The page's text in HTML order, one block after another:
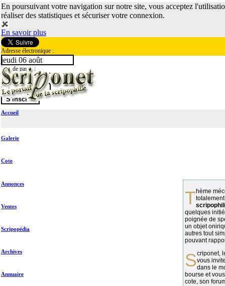
En poursuivant votre navigation sur notre site, vous acceptez
réaliser des statistiques et sécuriser votre connexion.
En savoir plus
Adresse électronique :
Mot de passe :
jeudi 06 août
Accueil
Galerie
Cote
Annonces
Ventes
Scripopédia
Archives
Annuaire
Thème méconnu des collectionneurs et
quelques
poignée de
un objet
autres tout
pouvant
vous
dans le
bourse et
cote, son